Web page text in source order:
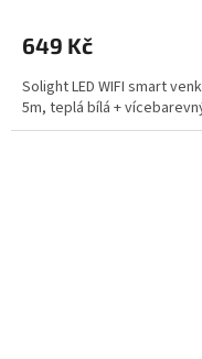
649 Kč
Solight LED WIFI smart
5m, teplá bílá +